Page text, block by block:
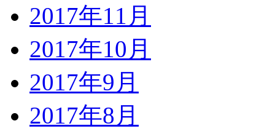
2017年11月
2017年10月
2017年9月
2017年8月